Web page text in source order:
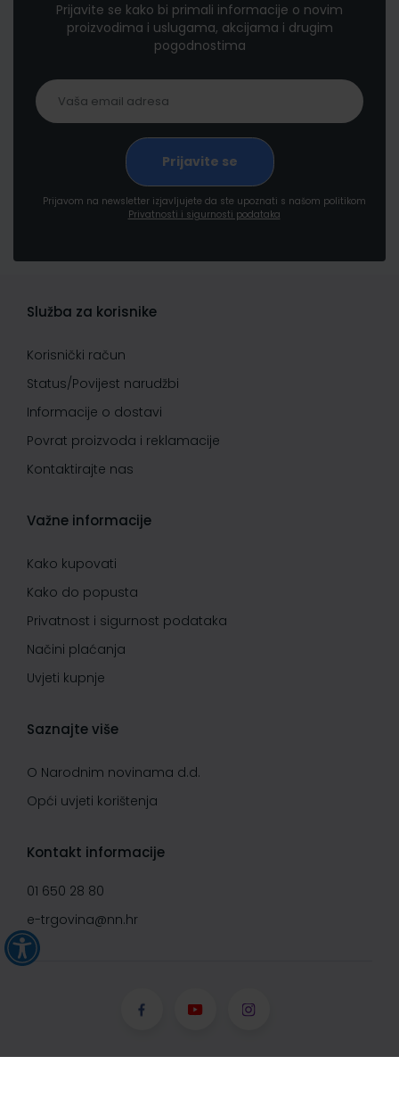
Prijavite se kako bi primali informacije o novim
proizvodima i uslugama, akcijama i drugim
pogodnostima
Prijavom na newsletter izjavljujete da ste upoznati s našom politikom
Privatnosti i sigurnosti podataka
Služba za korisnike
Korisnički račun
Status/Povijest narudžbi
Informacije o dostavi
Povrat proizvoda i reklamacije
Kontaktirajte nas
Važne informacije
Kako kupovati
Kako do popusta
Privatnost i sigurnost podataka
Načini plaćanja
Uvjeti kupnje
Saznajte više
O Narodnim novinama d.d.
Opći uvjeti korištenja
Kontakt informacije
01 650 28 80
e-trgovina@nn.hr